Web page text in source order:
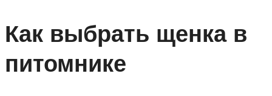
Как выбрать щенка в
питомнике